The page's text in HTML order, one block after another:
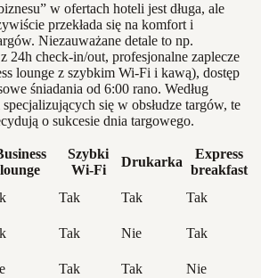
w ofertach hoteli jest długa, ale
przekłada się na komfort i
Niezauważane detale to np.
24h check-in/out, profesjonalne zaplecze
lounge z szybkim Wi-Fi i kawą), dostęp
śniadania od 6:00 rano. Według
się w obsłudze targów, te
o sukcesie dnia targowego.
lounge
Szybki
Wi-Fi
Drukarka
Express
breakfast
Tak Tak
Tak
Tak Nie
Tak
Tak Tak Nie